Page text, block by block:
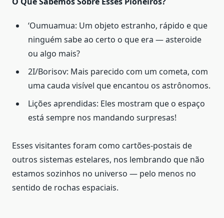
‘Oumuamua: Um objeto estranho, rápido e que
ninguém sabe ao certo o que era — asteroide
ou algo mais?
2I/Borisov: Mais parecido com um cometa, com
uma cauda visível que encantou os astrônomos.
Lições aprendidas: Eles mostram que o espaço
está sempre nos mandando surpresas!
Esses visitantes foram como cartões-postais de
outros sistemas estelares, nos lembrando que não
estamos sozinhos no universo — pelo menos no
sentido de rochas espaciais.